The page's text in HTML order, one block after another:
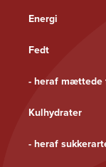
Energi
Fedt
- heraf mættede
Kulhydrater
- heraf